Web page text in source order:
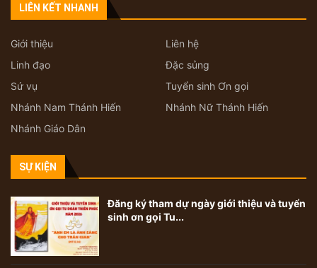
LIÊN KẾT NHANH
Giới thiệu
Liên hệ
Linh đạo
Đặc sủng
Sứ vụ
Tuyển sinh Ơn gọi
Nhánh Nam Thánh Hiến
Nhánh Nữ Thánh Hiến
Nhánh Giáo Dân
SỰ KIỆN
Đăng ký tham dự ngày giới thiệu và tuyển
sinh ơn gọi Tu...